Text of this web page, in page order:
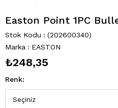
Easton Point 1PC
Stok Kodu
(202600340)
Marka : EASTON
₺248,35
Renk: